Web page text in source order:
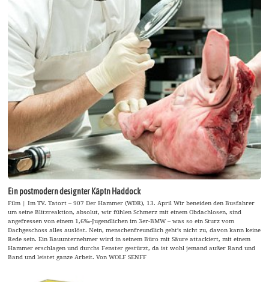
Ein postmodern designter Käptn Haddock
Film | Im TV. Tatort – 907 Der Hammer (WDR), 13. April Wir beneiden den Busfahrer
um seine Blitzreaktion, absolut, wir fühlen Schmerz mit einem Obdachlosen, sind
angefressen von einem 1,6‰-Jugendlichen im 3er-BMW – was so ein Sturz vom
Dachgeschoss alles auslöst. Nein, menschenfreundlich geht’s nicht zu, davon kann keine
Rede sein. Ein Bauunternehmer wird in seinem Büro mit Säure attackiert, mit einem
Hammer erschlagen und durchs Fenster gestürzt, da ist wohl jemand außer Rand und
Band und leistet ganze Arbeit. Von WOLF SENFF